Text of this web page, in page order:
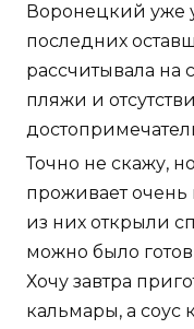
Воронецкий уже
последних
рассчитывала на
пляжи и
Точно не скажу,
проживает очень
из них открыли
можно было
Хочу завтра
кальмары, а соус